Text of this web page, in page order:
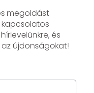
megoldást
kapcsolatos
és
újdonságokat!